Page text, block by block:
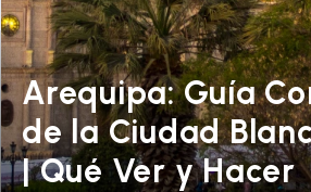
Arequipa: Guía
de la Ciudad
| Qué Ver y Hacer